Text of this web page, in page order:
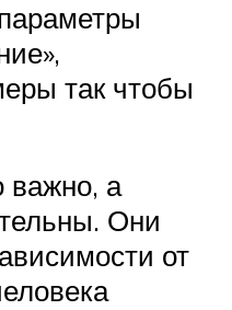
так чтобы
важно, а
Они
от